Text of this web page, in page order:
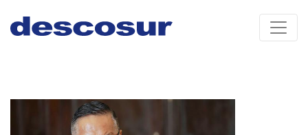
content